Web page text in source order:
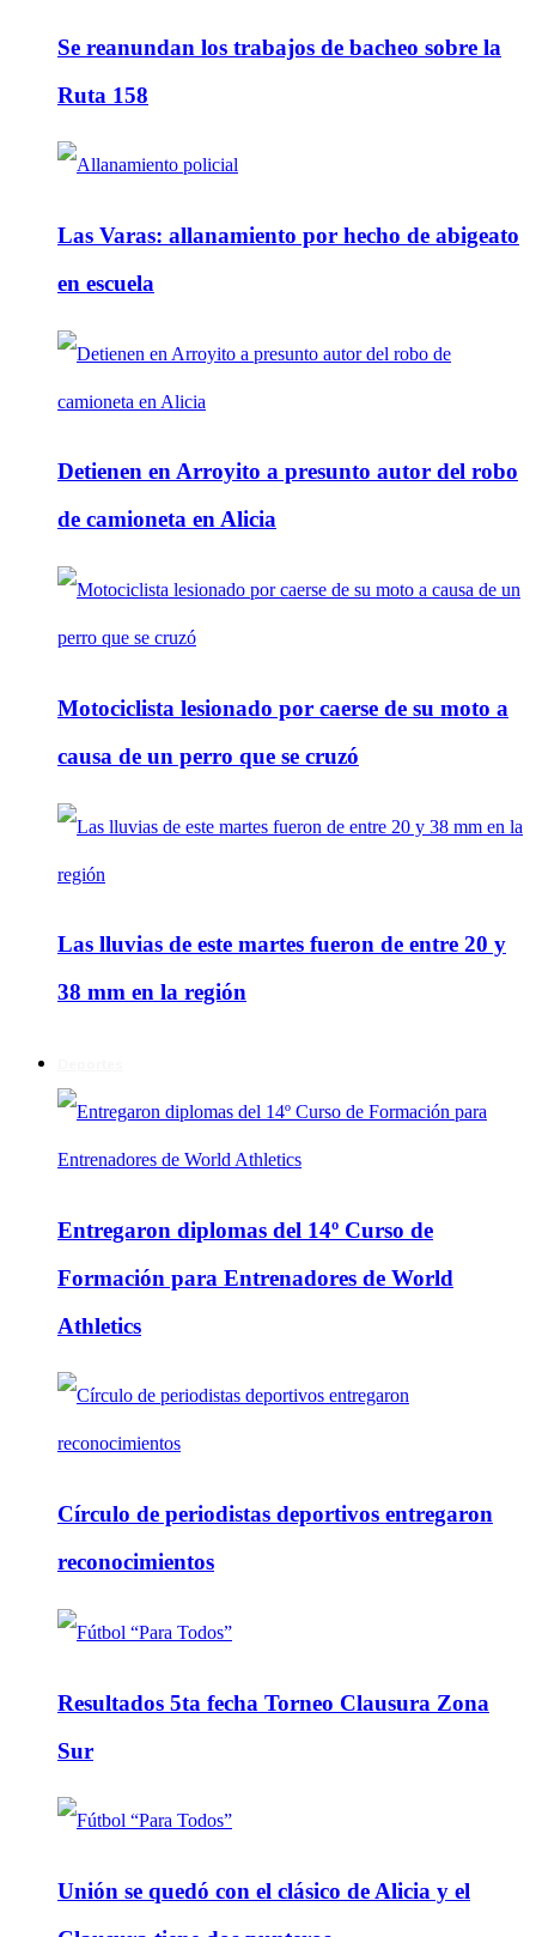
Se reanundan los trabajos de bacheo sobre la
Ruta 158
Las Varas: allanamiento por hecho de abigeato
en escuela
Detienen en Arroyito a presunto autor del robo
de camioneta en Alicia
Motociclista lesionado por caerse de su moto a
causa de un perro que se cruzó
Las lluvias de este martes fueron de entre 20 y
38 mm en la región
Entregaron diplomas del 14º Curso de
Formación para Entrenadores de World
Athletics
Círculo de periodistas deportivos entregaron
reconocimientos
Resultados 5ta fecha Torneo Clausura Zona
Sur
Unión se quedó con el clásico de Alicia y el